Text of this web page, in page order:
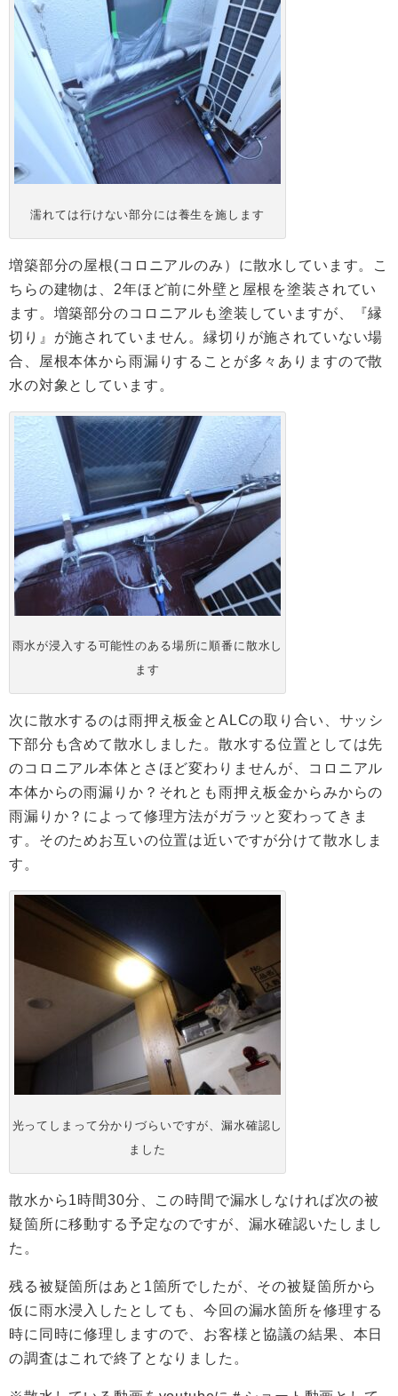
濡れては行けない部分には養生を施します
増築部分の屋根(コロニアルのみ）に散水しています。こ
ちらの建物は、2年ほど前に外壁と屋根を塗装されてい
ます。増築部分のコロニアルも塗装していますが、『縁
切り』が施されていません。縁切りが施されていない場
合、屋根本体から雨漏りすることが多々ありますので散
水の対象としています。
雨水が浸入する可能性のある場所に順番に散水し
ます
次に散水するのは雨押え板金とALCの取り合い、サッシ
下部分も含めて散水しました。散水する位置としては先
のコロニアル本体とさほど変わりませんが、コロニアル
本体からの雨漏りか？それとも雨押え板金からみからの
雨漏りか？によって修理方法がガラッと変わってきま
す。そのためお互いの位置は近いですが分けて散水しま
す。
光ってしまって分かりづらいですが、漏水確認し
ました
散水から1時間30分、この時間で漏水しなければ次の被
疑箇所に移動する予定なのですが、漏水確認いたしまし
た。
残る被疑箇所はあと1箇所でしたが、その被疑箇所から
仮に雨水浸入したとしても、今回の漏水箇所を修理する
時に同時に修理しますので、お客様と協議の結果、本日
の調査はこれで終了となりました。